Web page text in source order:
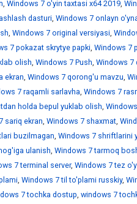
, Windows 7 o'yin taxtasi x64 2019,
dasturi, Windows 7 onlayn
, Windows 7 original versiyasi,
7 pokazat skrytye papki, Windows 7
olish, Windows 7 Push, Windows 7
ekran, Windows 7 qorong'u mavzu,
7 raqamli sarlavha, Windows 7
holda bepul yuklab olish,
sariq ekran, Windows 7 shaxmat,
buzilmagan, Windows 7 shriftlarini
ulanish, Windows 7 tarmoq
7 terminal server, Windows 7 tez
, Windows 7 til to'plami russkiy,
7 tochka dostup, windows 7